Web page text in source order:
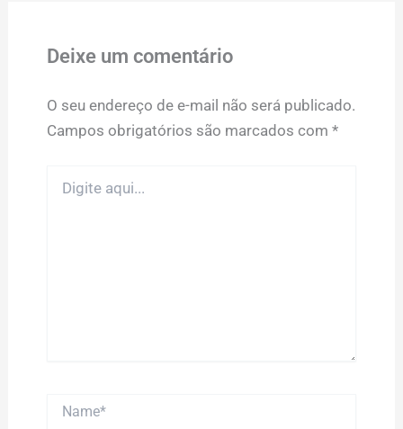
Deixe um comentário
O seu endereço de e-mail não será publicado.
Campos obrigatórios são marcados com *
aqui...